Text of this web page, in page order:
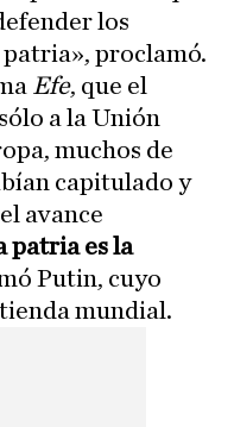
los
proclamó.
Efe, que el
a la Unión
muchos de
capitulado y
avance
patria es la
Putin, cuyo
mundial.